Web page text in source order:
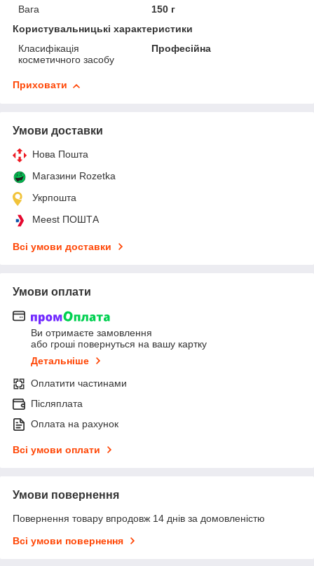
Вага
150 г
Користувальницькі характеристики
Класифікація
косметичного засобу
Професійна
Приховати
Умови доставки
Нова Пошта
Магазини Rozetka
Укрпошта
Meest ПОШТА
Всі умови доставки
Умови оплати
Ви отримаєте замовлення
або гроші повернуться на вашу картку
Детальніше
Оплатити частинами
Післяплата
Оплата на рахунок
Всі умови оплати
Умови повернення
Повернення товару впродовж 14 днів за домовленістю
Всі умови повернення